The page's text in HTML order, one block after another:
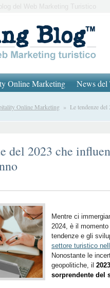
del Web Marketing Turistico
Online Marketing News del
Online Marketing » Le tendenze del
del 2023 che
Mentre ci
2024, è il
tendenze e gli
settore turistico
Nonostante le
geopolitiche, il
sorprendente del